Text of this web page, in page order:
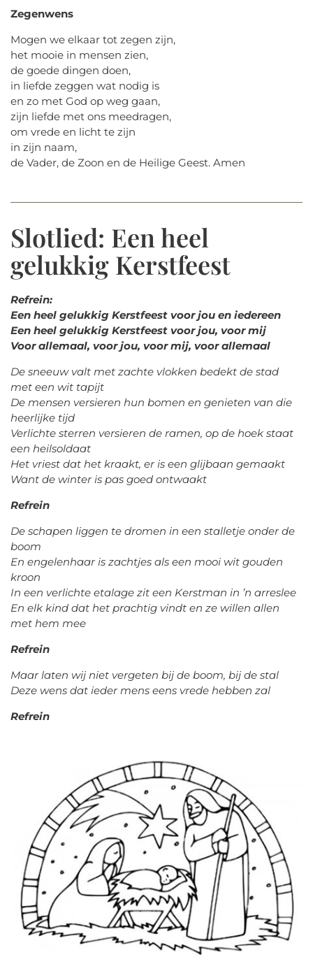
Zegenwens
Mogen we elkaar tot zegen zijn,
het mooie in mensen zien,
de goede dingen doen,
in liefde zeggen wat nodig is
en zo met God op weg gaan,
zijn liefde met ons meedragen,
om vrede en licht te zijn
in zijn naam,
de Vader, de Zoon en de Heilige Geest. Amen
Slotlied: Een heel
gelukkig Kerstfeest
Refrein:
Een heel gelukkig Kerstfeest voor jou en iedereen
Een heel gelukkig Kerstfeest voor jou, voor mij
Voor allemaal, voor jou, voor mij, voor allemaal
De sneeuw valt met zachte vlokken bedekt de stad
met een wit tapijt
De mensen versieren hun bomen en genieten van die
heerlijke tijd
Verlichte sterren versieren de ramen, op de hoek staat
een heilsoldaat
Het vriest dat het kraakt, er is een glijbaan gemaakt
Want de winter is pas goed ontwaakt
Refrein
De schapen liggen te dromen in een stalletje onder de
boom
En engelenhaar is zachtjes als een mooi wit gouden
kroon
In een verlichte etalage zit een Kerstman in ’n arreslee
En elk kind dat het prachtig vindt en ze willen allen
met hem mee
Refrein
Maar laten wij niet vergeten bij de boom, bij de stal
Deze wens dat ieder mens eens vrede hebben zal
Refrein